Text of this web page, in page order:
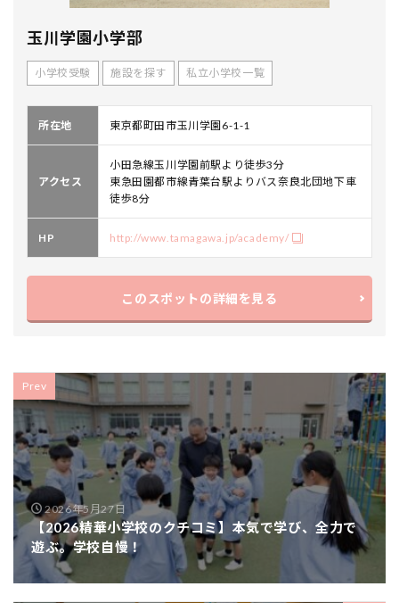
玉川学園小学部
小学校受験 施設を探す 私立小学校一覧
所在地 東京都町田市玉川学園6-1-1
アクセス
小田急線玉川学園前駅より徒歩3分
東急田園都市線青葉台駅よりバス奈良北団地下車
徒歩8分
HP http://www.tamagawa.jp/academy/
このスポットの詳細を見る
Prev
2026年5月27日
【2026精華小学校のクチコミ】本気で学び、全力で
遊ぶ。学校自慢！